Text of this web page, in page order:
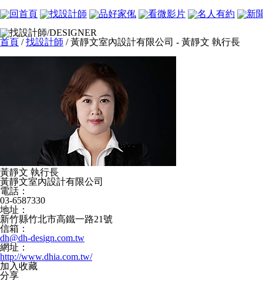
首頁 /找設計師 / 黃靜文室內設計有限公司 - 黃靜文 執行長
黃靜文 執行長
黃靜文室內設計有限公司
電話：
03-6587330
地址：
新竹縣竹北市高鐵一路21號
信箱：
dh@dh-design.com.tw
網址：
http://www.dhia.com.tw/
加入收藏
分享